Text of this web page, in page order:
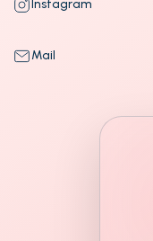
Instagram
Mail